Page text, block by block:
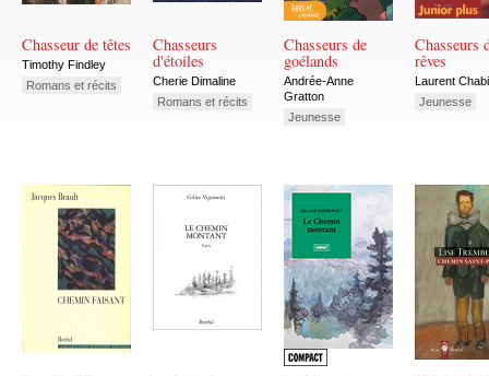
Chasseur de têtes
Timothy Findley
Romans et récits
Chasseurs
d'étoiles
Cherie Dimaline
Romans et récits
Chasseurs de
goélands
Andrée-Anne
Gratton
Jeunesse
Chasseurs
rêves
Laurent
Jeunesse